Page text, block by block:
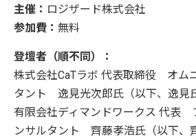
主催： ロジザード株式会社
参加費： 無料
登壇者（順不同）：
株式会社CaTラボ 代表取締役 オム
タント 逸見光次郎氏（以下、逸見
有限会社ディマンドワークス 代表
ンサルタント 齊藤孝浩氏（以下、